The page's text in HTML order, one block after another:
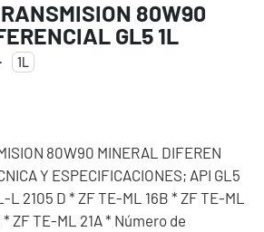
80W90
GL5 1L
1L
80W90 MINERAL DIFEREN
Y ESPECIFICACIONES; API GL5
L 2105 D * ZF TE-ML 16B * ZF TE-ML
* ZF TE-ML 21A * Número de